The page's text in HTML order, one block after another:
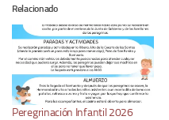
Relacionado
Peregrinación Infantil 2026